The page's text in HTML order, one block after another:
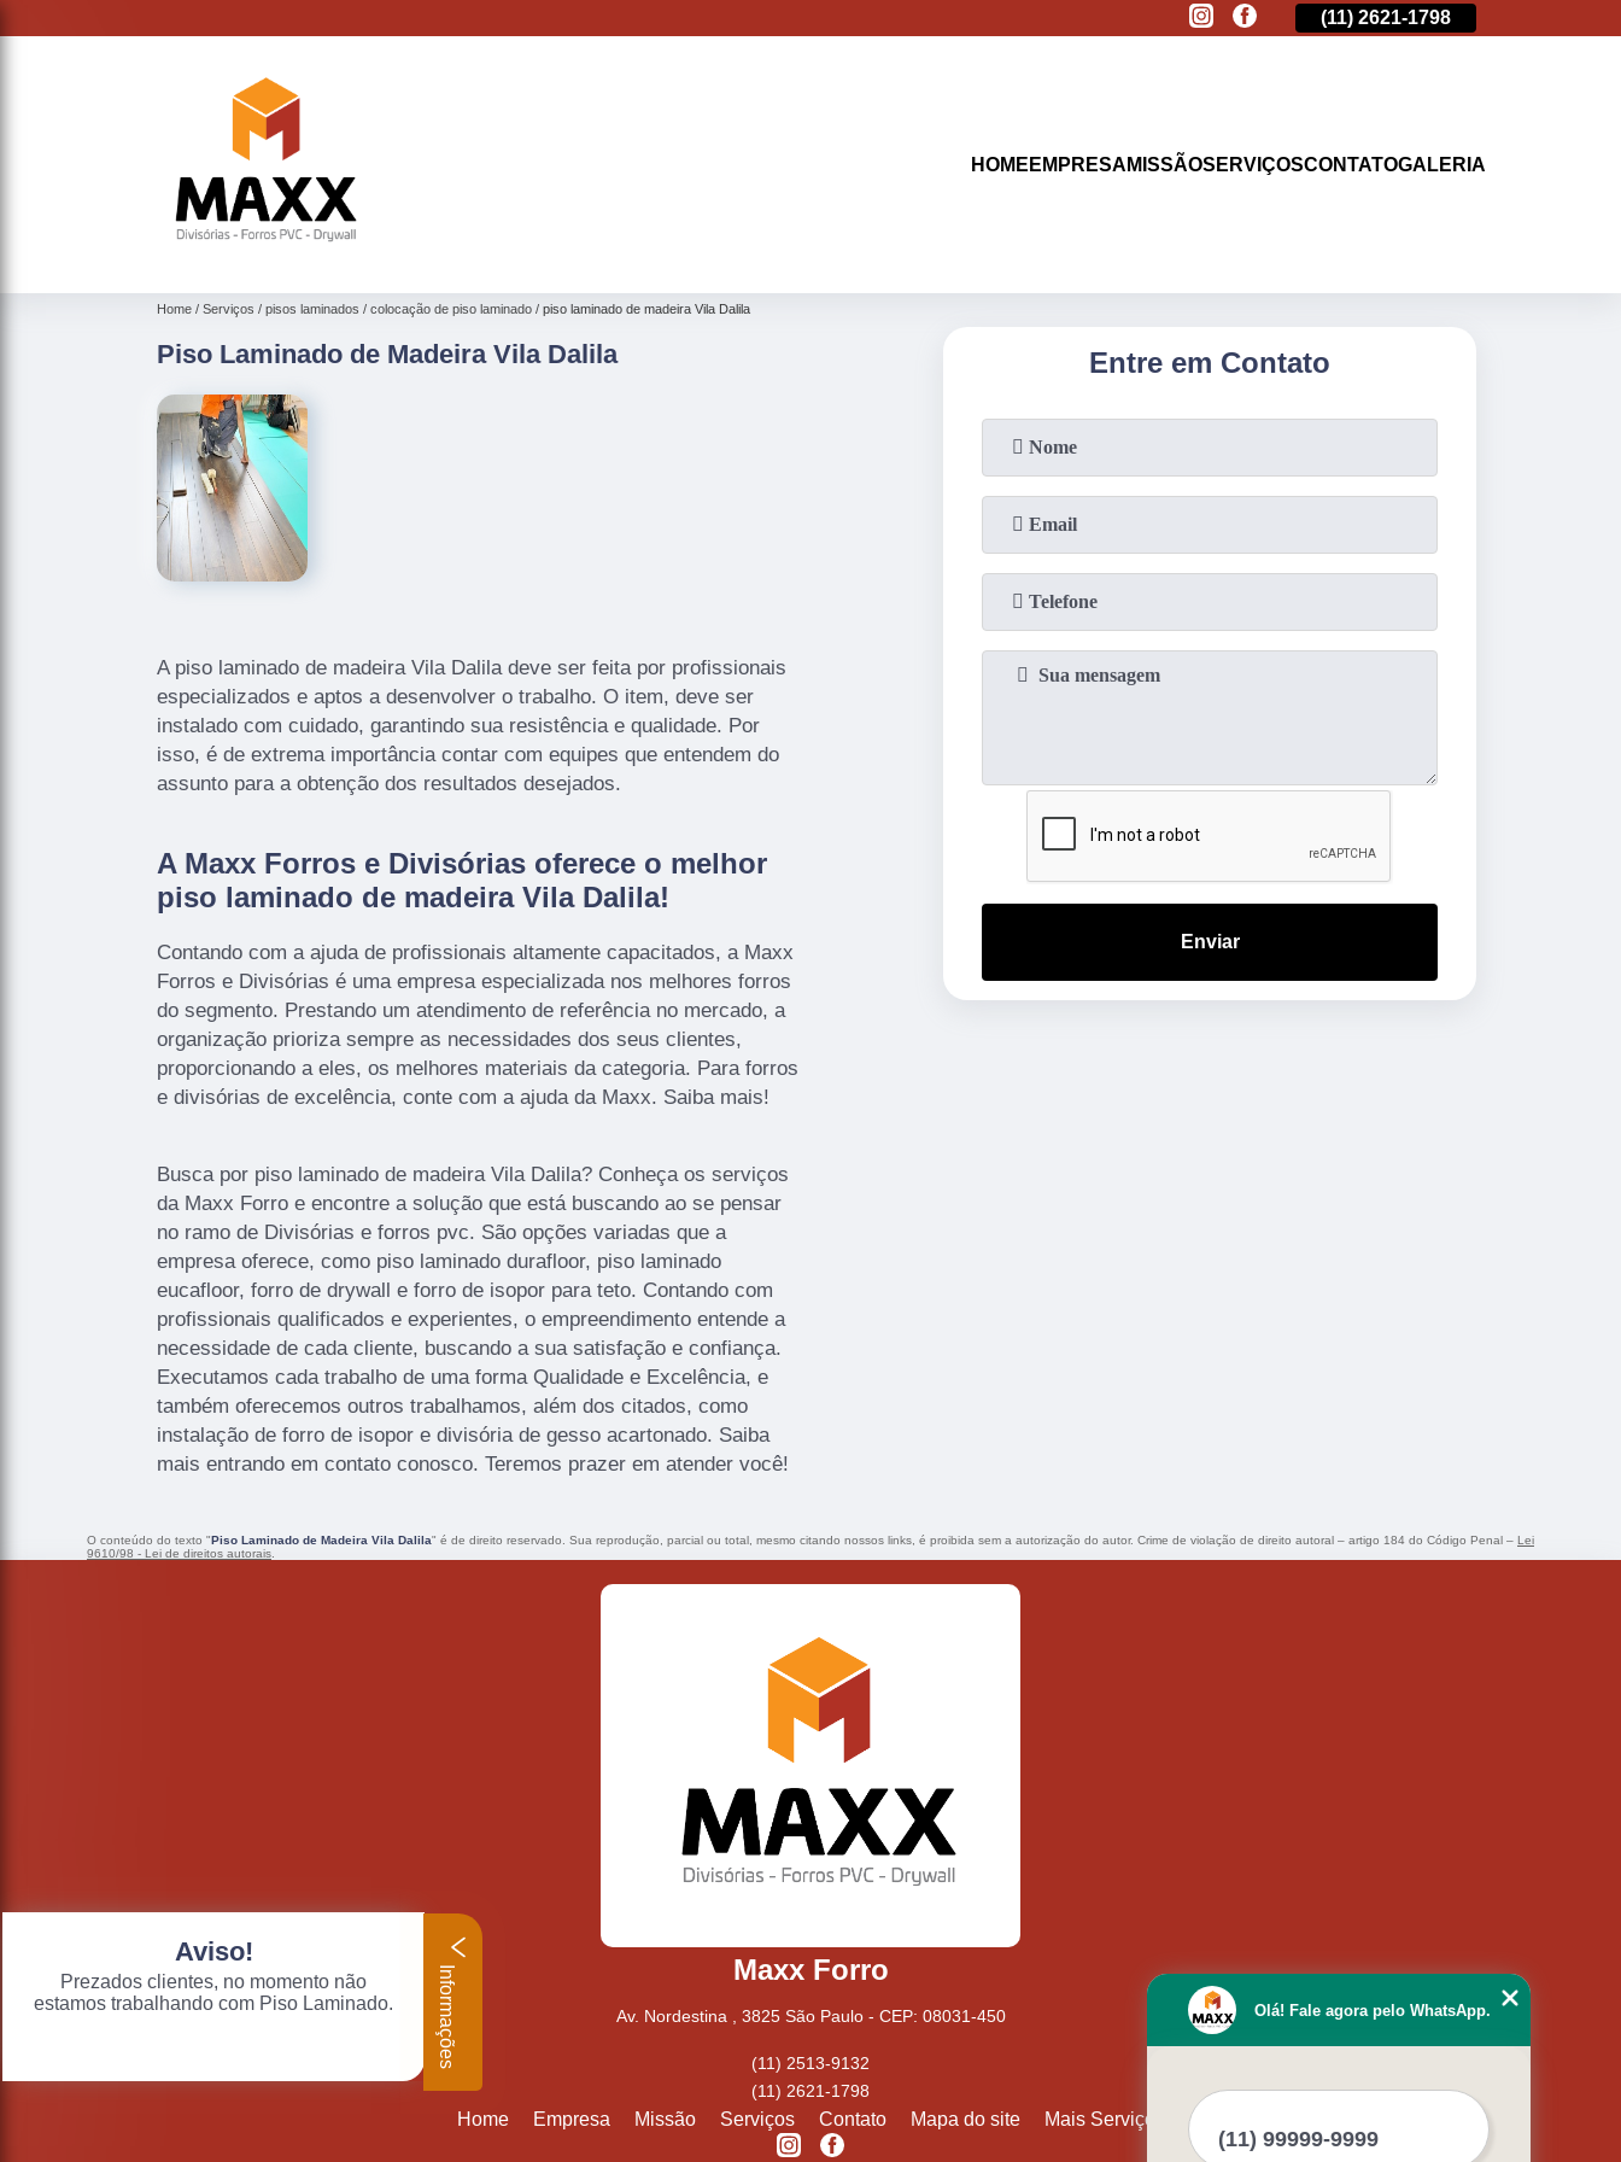
2513-9132 (11) 2621-1798
HOME EMPRESA MISSÃOSERVIÇOSCONTATOGALERIA
Home Serviços pisos laminados colocação de piso laminado piso laminado de madeira Vila Dalila
Piso Laminado de Madeira Vila Dalila
A piso laminado de madeira Vila Dalila deve ser feita por profissionais
especializados e aptos a desenvolver o trabalho. O item, deve ser
instalado com cuidado, garantindo sua resistência e qualidade. Por
isso, é de extrema importância contar com equipes que entendem do
assunto para a obtenção dos resultados desejados.
A Maxx Forros e Divisórias oferece o melhor
piso laminado de madeira Vila Dalila!
Contando com a ajuda de profissionais altamente capacitados, a Maxx
Forros e Divisórias é uma empresa especializada nos melhores forros
do segmento. Prestando um atendimento de referência no mercado, a
organização prioriza sempre as necessidades dos seus clientes,
proporcionando a eles, os melhores materiais da categoria. Para forros
e divisórias de excelência, conte com a ajuda da Maxx. Saiba mais!
Busca por piso laminado de madeira Vila Dalila? Conheça os serviços
da Maxx Forro e encontre a solução que está buscando ao se pensar
no ramo de Divisórias e forros pvc. São opções variadas que a
empresa oferece, como piso laminado durafloor, piso laminado
eucafloor, forro de drywall e forro de isopor para teto. Contando com
profissionais qualificados e experientes, o empreendimento entende a
necessidade de cada cliente, buscando a sua satisfação e confiança.
Executamos cada trabalho de uma forma Qualidade e Excelência, e
também oferecemos outros trabalhamos, além dos citados, como
instalação de forro de isopor e divisória de gesso acartonado. Saiba
mais entrando em contato conosco. Teremos prazer em atender você!
Entre em Contato
Enviar
O conteúdo do texto "Piso Laminado de Madeira Vila Dalila" é de direito reservado. Sua reprodução, parcial ou total, mesmo citando nossos links, é proibida sem a autorização do autor. Crime de violação de direito autoral – artigo 184 do Código Penal – Lei
9610/98 - Lei de direitos autorais
Maxx Forro
Av. Nordestina , 3825 São Paulo - CEP: 08031-450
(11) 2513-9132
(11) 2621-1798
Home Empresa Missão Serviços Contato Mapa do site Mais Serviços
Aviso!
Prezados clientes, no momento não
estamos trabalhando com Piso Laminado.
Informações Olá! Fale agora pelo WhatsApp.